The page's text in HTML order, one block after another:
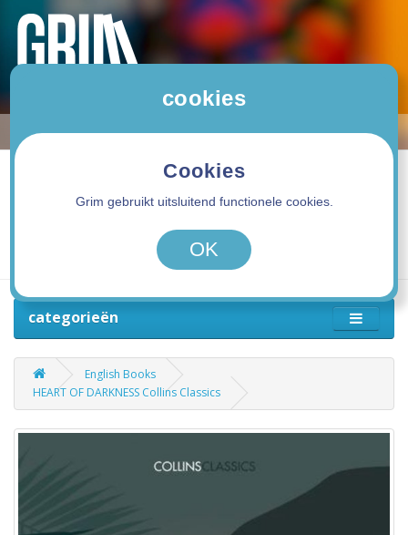
0 product(en) - 0,00€
categorieën
English Books
HEART OF DARKNESS Collins Classics
cookies
Cookies
Grim gebruikt uitsluitend functionele cookies.
OK